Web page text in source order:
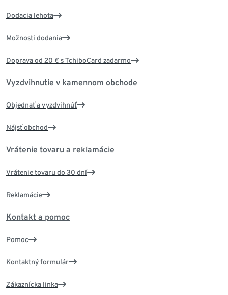
Dodacia lehota
Možnosti dodania
Doprava od 20 € s TchiboCard zadarmo
Vyzdvihnutie v kamennom obchode
Objednať a vyzdvihnúť
Nájsť obchod
Vrátenie tovaru a reklamácie
Vrátenie tovaru do 30 dní
Reklamácie
Kontakt a pomoc
Pomoc
Kontaktný formulár
Zákaznícka linka